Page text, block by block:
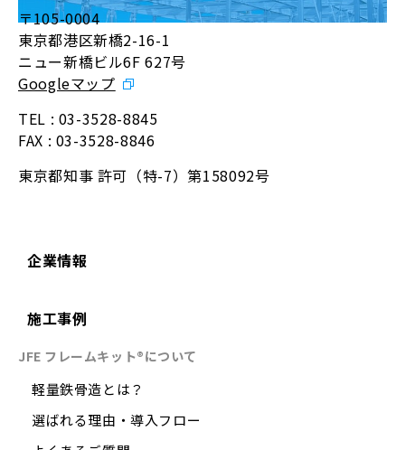
〒105-0004
東京都港区新橋2-16-1
ニュー新橋ビル6F 627号
Googleマップ
TEL : 03-3528-8845
FAX : 03-3528-8846
東京都知事 許可（特-7）第158092号
企業情報
施工事例
JFE フレームキット®について
軽量鉄骨造とは？
選ばれる理由・導入フロー